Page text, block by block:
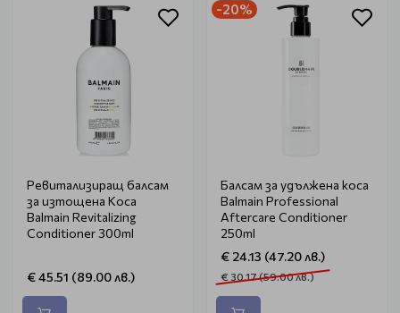
Ревитализиращ балсам
за изтощена Коса
Balmain Revitalizing
Conditioner 300ml
€ 45.51 (89.00 лв.)
-20%
Балсам за удължена коса
Balmain Professional
Aftercare Conditioner
250ml
€ 24.13 (47.20 лв.)
€ 30.17 (59.00 лв.)